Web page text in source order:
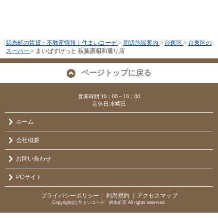
錦糸町の賃貸・不動産情報｜住まいコーデ > 周辺施設案内 > 台東区 > 台東区の
スーパー > まいばすけっと 秋葉原昭和通り店
ページトップに戻る
営業時間:10：00～18：00
定休日:水曜日
ホーム
会社概要
お問い合わせ
PCサイト
プライバシーポリシー ｜ 利用規約 ｜アクセスマップ
Copyright(c) 住まいコーデ 錦糸町店 All rights reserved.